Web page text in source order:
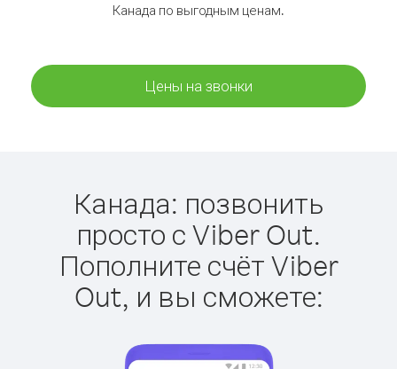
Канада по выгодным ценам.
Цены на звонки
Канада: позвонить
просто с Viber Out.
Пополните счёт Viber
Out, и вы сможете: